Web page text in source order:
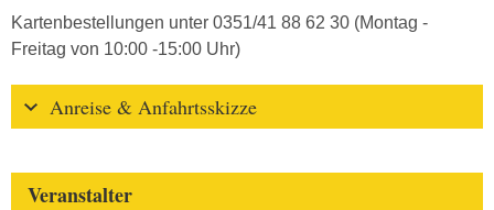
Kartenbestellungen unter 0351/41 88 62 30 (Montag -
Freitag von 10:00 -15:00 Uhr)
Anreise & Anfahrtsskizze
Veranstalter